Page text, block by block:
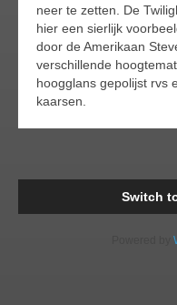
neer te zetten. De
hier een sierlijk
door de Amerikaan
verschillende
hoogglans gepolijst rvs
kaarsen.
Switch